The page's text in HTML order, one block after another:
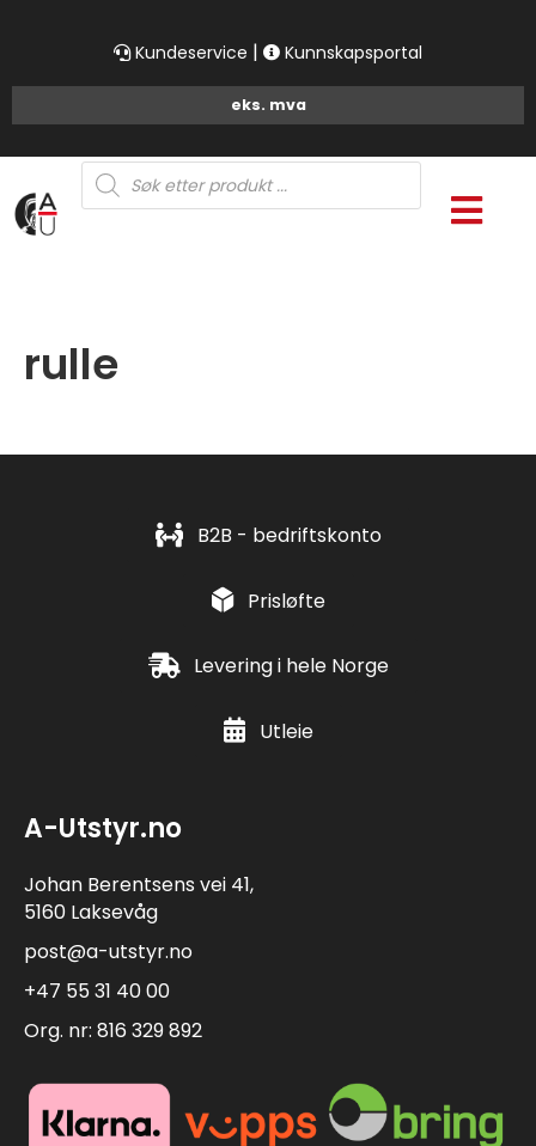
Kundeservice | Kunnskapsportal
Products
search
rulle
B2B - bedriftskonto
Prisløfte
Levering i hele Norge
Utleie
A-Utstyr.no
Johan Berentsens vei 41,
5160 Laksevåg
post@a-utstyr.no
+47 55 31 40 00
Org. nr: 816 329 892